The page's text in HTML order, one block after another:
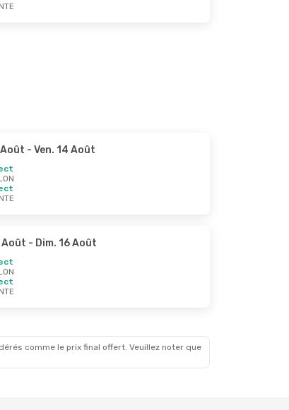
Août - Ven. 14 Août
Août - Dim. 16 Août
comme le prix final offert. Veuillez noter que